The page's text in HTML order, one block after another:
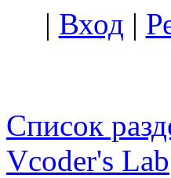
| Вход |
Список
Vcoder's Lab